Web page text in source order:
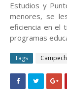
Estudios y
menores, se
eficiencia en el
programas
Tags